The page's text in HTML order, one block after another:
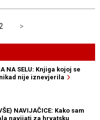
>
NA SELU: Knjiga kojoj se
nije iznevjerila
NAVIJAČICE: Kako sam
navijati za hrvatsku